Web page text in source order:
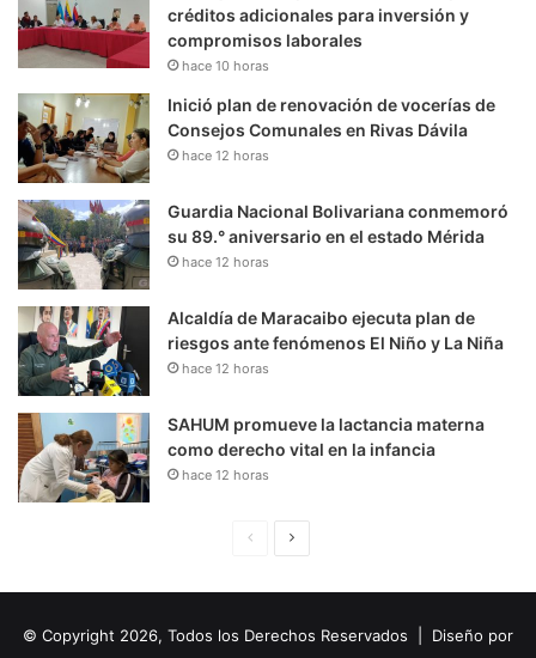
créditos adicionales para inversión y
compromisos laborales
hace 10 horas
Inició plan de renovación de vocerías de
Consejos Comunales en Rivas Dávila
hace 12 horas
Guardia Nacional Bolivariana conmemoró
su 89.° aniversario en el estado Mérida
hace 12 horas
Alcaldía de Maracaibo ejecuta plan de
riesgos ante fenómenos El Niño y La Niña
hace 12 horas
SAHUM promueve la lactancia materna
como derecho vital en la infancia
hace 12 horas
i
u
© Copyright 2026, Todos los Derechos Reservados | Diseño por